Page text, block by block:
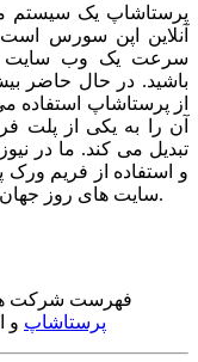
پرستاشاپ یک سیستم
آنلاین اپن سورس
سرعت یک وب سایت
از پرستاشاپ استفاده
آن را به یکی از پلت
تبدیل می کند. ما در
و استفاده از فریم
سایت های روز جهان را برای شما طراحی می کنیم.
فهرست شرکت
پرستاشاپ و